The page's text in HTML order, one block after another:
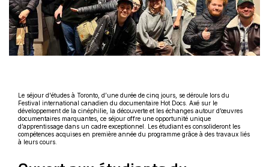
Le séjour d'études à Toronto, d’une durée de cinq jours, se déroule lors du
Festival international canadien du documentaire Hot Docs. Axé sur le
développement de la cinéphilie, la découverte et les échanges autour d’œuvres
documentaires marquantes, ce séjour offre une opportunité unique
d’apprentissage dans un cadre exceptionnel. Les étudiant·es consolideront les
compétences acquises en première année du programme grâce à des travaux liés
à leurs cours.